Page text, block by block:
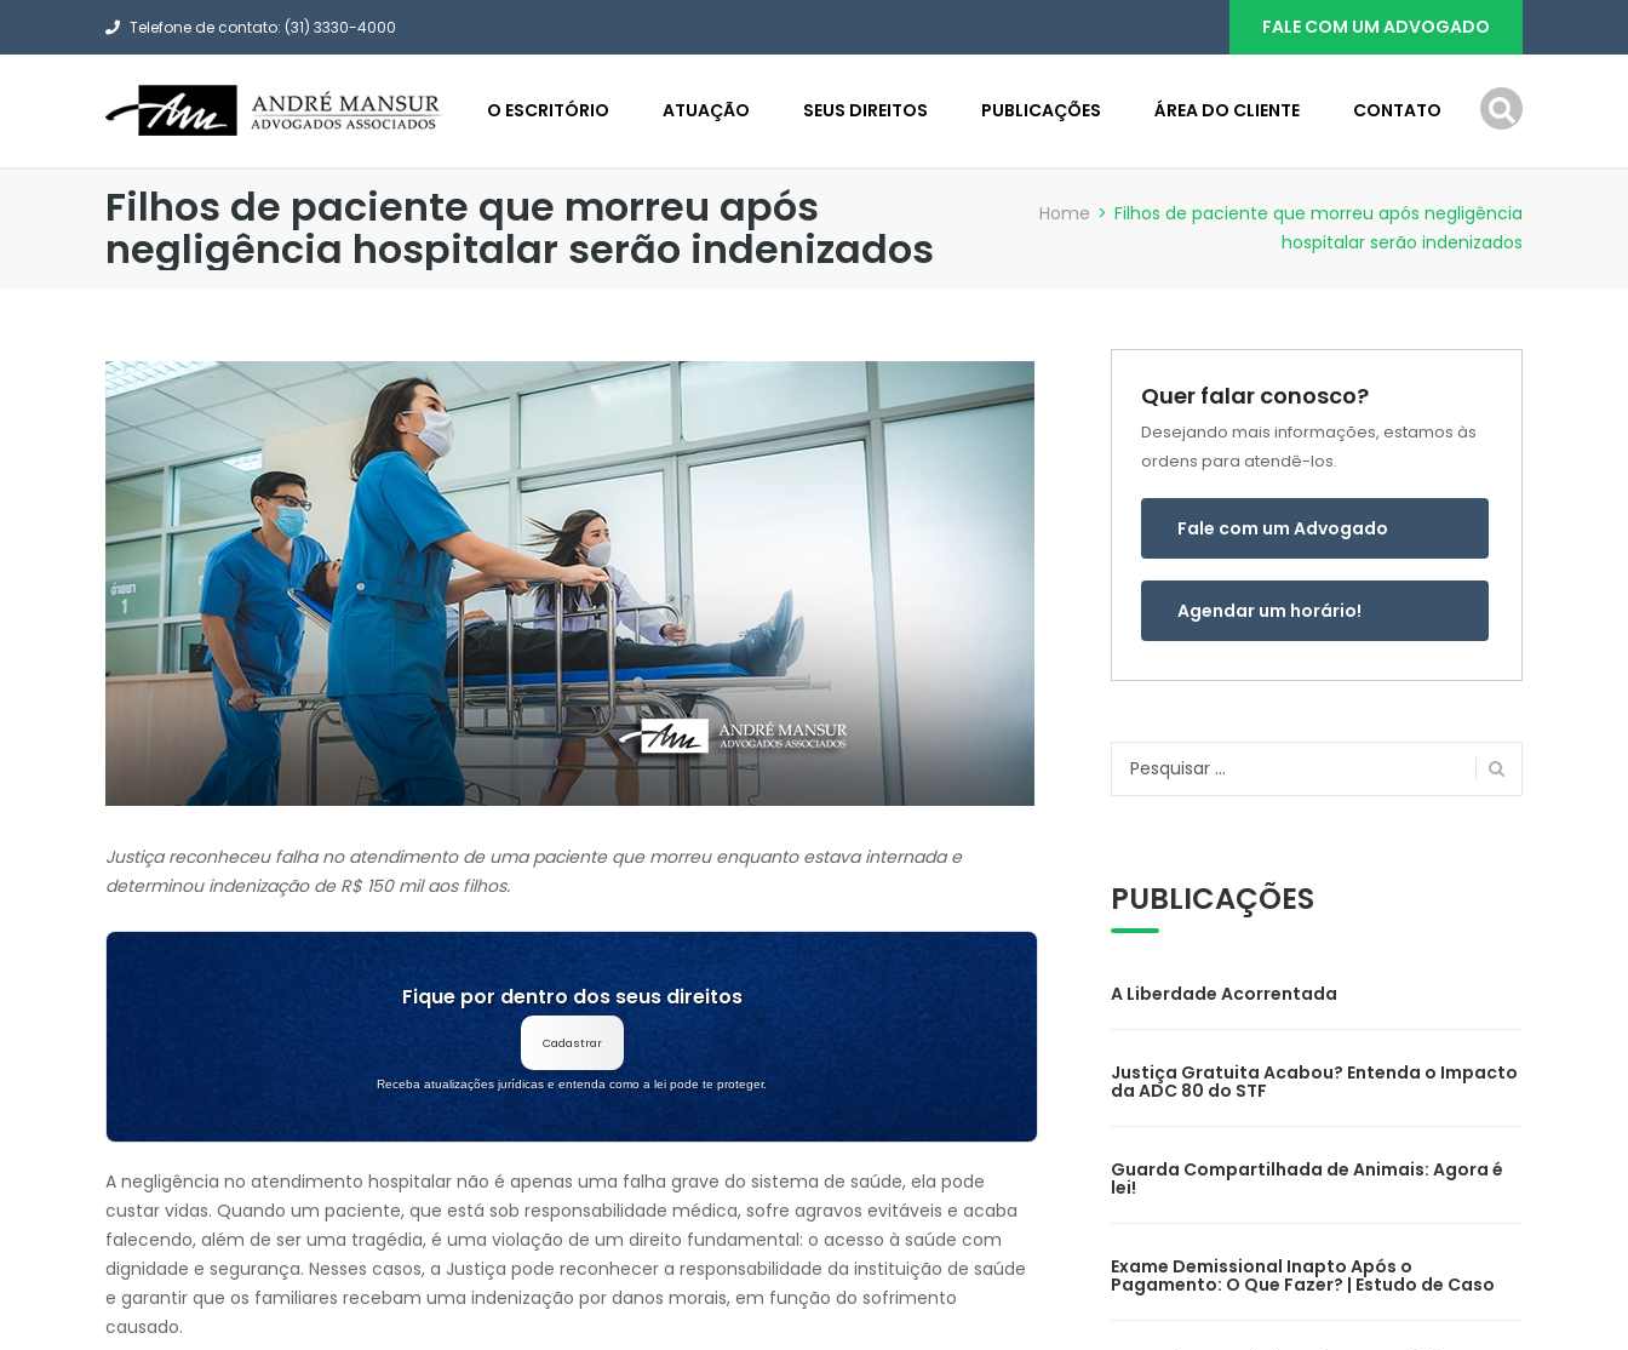
Telefone de contato: (31) 3330-4000 FALE COM UM ADVOGADO
O ESCRITÓRIO ATUAÇÃO SEUS DIREITOS PUBLICAÇÕES ÁREA DO CLIENTE CONTATO
Filhos de paciente que morreu após
negligência hospitalar serão indenizados
Home > Filhos de paciente que morreu após negligência
hospitalar serão indenizados
Justiça reconheceu falha no atendimento de uma paciente que morreu enquanto estava internada e
determinou indenização de R$ 150 mil aos filhos.
Fique por dentro dos seus direitos
Cadastrar
Receba atualizações jurídicas e entenda como a lei pode te proteger.
A negligência no atendimento hospitalar não é apenas uma falha grave do sistema de saúde, ela pode
custar vidas. Quando um paciente, que está sob responsabilidade médica, sofre agravos evitáveis e acaba
falecendo, além de ser uma tragédia, é uma violação de um direito fundamental: o acesso à saúde com
dignidade e segurança. Nesses casos, a Justiça pode reconhecer a responsabilidade da instituição de saúde
e garantir que os familiares recebam uma indenização por danos morais, em função do sofrimento
causado.
Quer falar conosco?
Desejando mais informações, estamos às
ordens para atendê-los.
Fale com um Advogado
Agendar um horário!
Pesquisar
PUBLICAÇÕES
A Liberdade Acorrentada
Justiça Gratuita Acabou? Entenda o Impacto
da ADC 80 do STF
Guarda Compartilhada de Animais: Agora é
lei!
Exame Demissional Inapto Após o
Pagamento: O Que Fazer? | Estudo de Caso